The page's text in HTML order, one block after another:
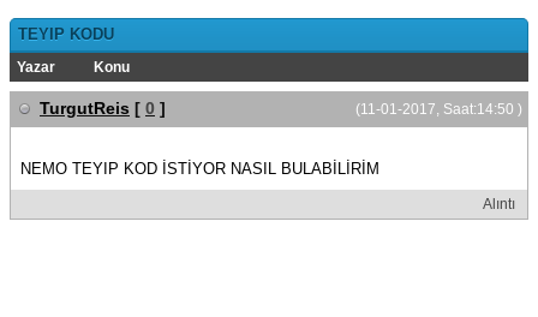
TEYIP KODU
Yazar Konu
(11-01-2017, Saat:14:50 )
TurgutReis [ 0 ]
NEMO TEYIP KOD İSTİYOR NASIL BULABİLİRİM
Alıntı